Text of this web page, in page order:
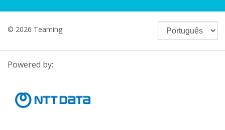
© 2026 Teaming
Powered by: